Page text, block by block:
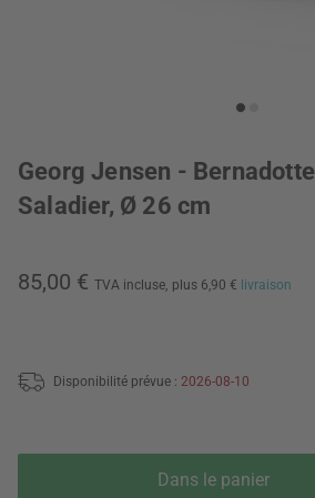
Georg Jensen - Bernadotte
Saladier, Ø 26 cm
85,00 € TVA incluse, plus 6,90 € livraison
Disponibilité prévue : 2026-08-10
Dans le panier